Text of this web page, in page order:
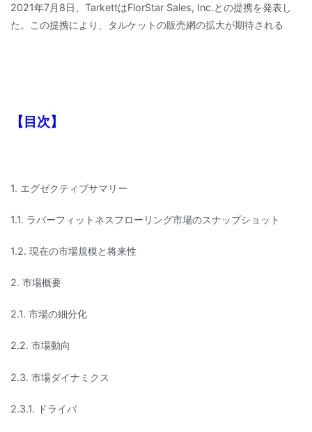
2021年7月8日、TarkettはFlorStar Sales, Inc.との提携を発表し
た。この提携により、タルケットの販売網の拡大が期待される
【目次】
1. エグゼクティブサマリー
1.1. ラバーフィットネスフローリング市場のスナップショット
1.2. 現在の市場規模と将来性
2. 市場概要
2.1. 市場の細分化
2.2. 市場動向
2.3. 市場ダイナミクス
2.3.1. ドライバ